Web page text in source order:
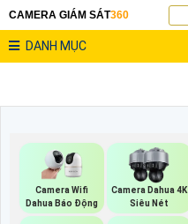
CAMERA GIÁM SÁT360
DANH MỤC
Camera Wifi
Dahua Báo Động
Camera Dahua 4K
Siêu Nét